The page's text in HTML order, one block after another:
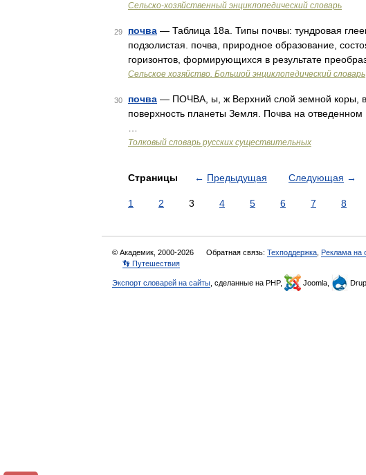
Сельско-хозяйственный энциклопедический словарь
29 почва — Таблица 18a. Типы почвы: тундровая
подзолистая. почва, природное образование,
горизонтов, формирующихся в результате
Сельское хозяйство. Большой энциклопедический словарь
30 почва — ПОЧВА, ы, ж Верхний слой земной коры, в
поверхность планеты Земля. Почва на
Толковый словарь русских существительных
Страницы ← Предыдущая Следующая →
1 2 3 4 5 6 7 8
© Академик, 2000-2026 Обратная связь: Техподдержка Реклама на
👣 Путешествия
Экспорт словарей на сайты , сделанные на PHP, Joomla,